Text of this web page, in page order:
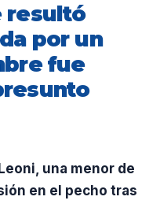
resultó
por un
fue
una menor de
en el pecho tras